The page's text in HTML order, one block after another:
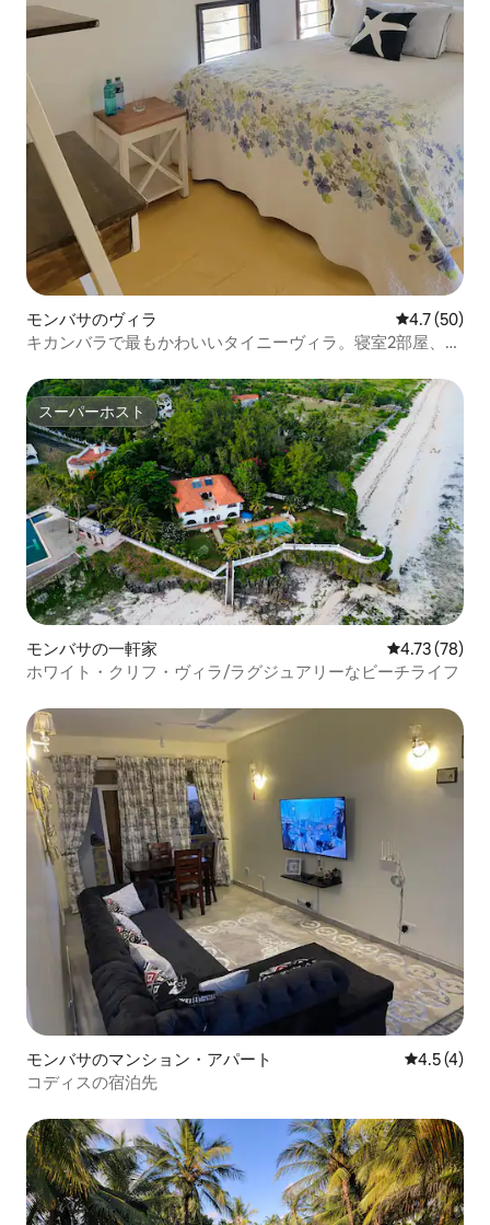
モンバサのヴィラ レビュー50
4.7 (50)
キカンバラで最もかわいいタイニーヴィラ。寝室2部屋、バ
スーパーホスト
スーパーホスト
モンバサの一軒家 レビュー78
4.73 (78)
ホワイト・クリフ・ヴィラ/ラグジュアリーなビーチライフ
モンバサのマンション・アパート レビュー4
4.5 (4)
コディスの宿泊先